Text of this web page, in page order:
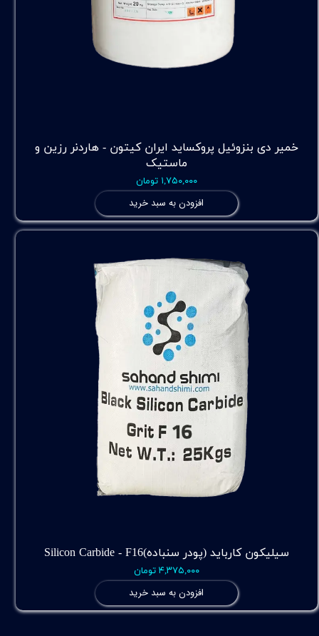
خمیر دی بنزوئیل پروکساید ایران کیتون - هاردنر رزین و
ماستیک
۱,۷۵۰,۰۰۰ تومان
افزودن به سبد خرید
سیلیکون کارباید (پودر سنباده)Silicon Carbide - F16
۴,۳۷۵,۰۰۰ تومان
افزودن به سبد خرید